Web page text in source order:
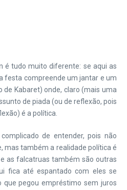
é tudo muito diferente: se aqui as
festa compreende um jantar e um
Kabaret) onde, claro (mais uma
de piada (ou de reflexão, pois
é a política.
de entender, pois não
mas também a realidade política é
as falcatruas também são outras
fica até espantado com eles se
pegou empréstimo sem juros